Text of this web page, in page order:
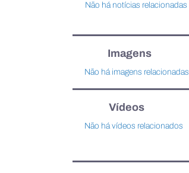
Não há notícias relacionadas
Imagens
Não há imagens relacionadas
Vídeos
Não há vídeos relacionados